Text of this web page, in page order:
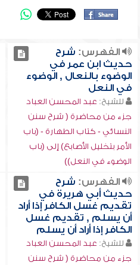
الفهرس: شرح
حديث ابن عمر في
الوضوء بالنعال , الوضوء
في النعل
للشيخ: عبد المحسن العباد
جزء من محاضرة ( شرح سنن
النسائي - كتاب الطهارة - (باب
الأمر بتخليل الأصابع) إلى (باب
الوضوء في النعل))
الفهرس: شرح
حديث أبي هريرة في
تقديم غسل الكافر إذا أراد
أن يسلم , تقديم غسل
الكافر إذا أراد أن يسلم
للشيخ: عبد المحسن العباد
جزء من محاضرة ( شرح سنن